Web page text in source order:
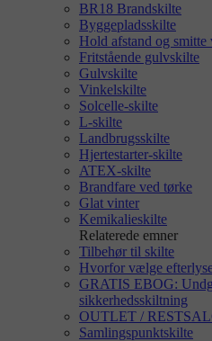
BR18 Brandskilte
Byggepladsskilte
Hold afstand og
Fritstående gulvskilte
Gulvskilte
Vinkelskilte
Solcelle-skilte
L-skilte
Landbrugsskilte
Hjertestarter-skilte
ATEX-skilte
Brandfare ved tørke
Glat vinter
Kemikalieskilte
Relaterede emner
Tilbehør til skilte
Hvorfor vælge
GRATIS EBOG:
sikkerhedsskiltning
OUTLET /
Samlingspunktskilte